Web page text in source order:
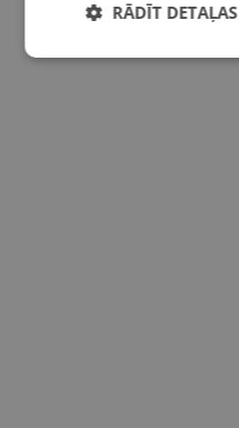
RĀDĪT DETAĻAS